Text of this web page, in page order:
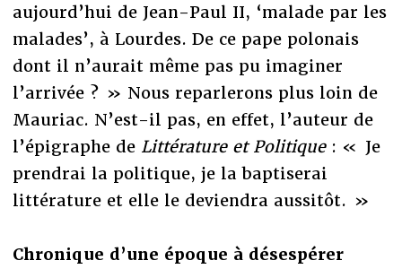
aujourd’hui de Jean-Paul II, ‘malade par les
malades’, à Lourdes. De ce pape polonais
dont il n’aurait même pas pu imaginer
l’arrivée ? » Nous reparlerons plus loin de
Mauriac. N’est-il pas, en effet, l’auteur de
l’épigraphe de Littérature et Politique: « Je
prendrai la politique, je la baptiserai
littérature et elle le deviendra aussitôt. »
Chronique d’une époque à désespérer